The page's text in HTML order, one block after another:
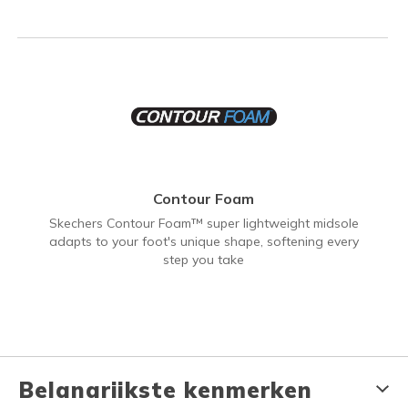
Contour Foam
Skechers Contour Foam™ super lightweight midsole
adapts to your foot's unique shape, softening every
step you take
Belangrijkste kenmerken